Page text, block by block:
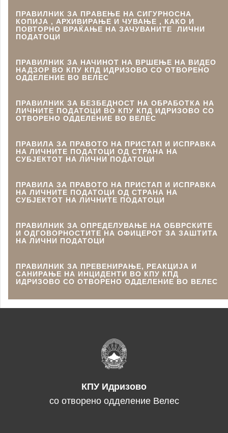
ПРАВИЛНИК ЗА ПРAВЕЊЕ НА СИГУРНОСНА
КОПИЈА , АРХИВИРАЊЕ И ЧУВАЊЕ , КАКО И
ПОВТОРНО ВРАЌАЊЕ НА ЗАЧУВАНИТЕ ЛИЧНИ
ПОДАТОЦИ
ПРАВИЛНИК ЗА НАЧИНОТ НА ВРШЕЊЕ НА ВИДЕО
НАДЗОР ВО КПУ КПД ИДРИЗОВО СО ОТВОРЕНО
ОДДЕЛЕНИЕ ВО ВЕЛЕС
ПРАВИЛНИК ЗА БЕЗБЕДНОСТ НА ОБРАБОТКА НА
ЛИЧНИТЕ ПОДАТОЦИ ВО КПУ КПД ИДРИЗОВО СО
ОТВОРЕНО ОДДЕЛЕНИЕ ВО ВЕЛЕС
ПРАВИЛА ЗА ПРАВОТО НА ПРИСТАП И ИСПРАВКА
НА ЛИЧНИТЕ ПОДАТОЦИ ОД СТРАНА НА
СУБЈЕКТОТ НА ЛИЧНИ ПОДАТОЦИ
ПРАВИЛА ЗА ПРАВОТО НА ПРИСТАП И ИСПРАВКА
НА ЛИЧНИТЕ ПОДАТОЦИ ОД СТРАНА НА
СУБЈЕКТОТ НА ЛИЧНИТЕ ПОДАТОЦИ
ПРАВИЛНИК ЗА ОПРЕДЕЛУВАЊЕ НА ОБВРСКИТЕ
И ОДГОВОРНОСТИТЕ НА ОФИЦЕРОТ ЗА ЗАШТИТА
НА ЛИЧНИ ПОДАТОЦИ
ПРАВИЛНИК ЗА ПРЕВЕНИРАЊЕ, РЕАКЦИЈА И
САНИРАЊЕ НА ИНЦИДЕНТИ ВО КПУ КПД
ИДРИЗОВО СО ОТВОРЕНО ОДДЕЛЕНИЕ ВО ВЕЛЕС
КПУ Идризово
со отворено одделение Велес